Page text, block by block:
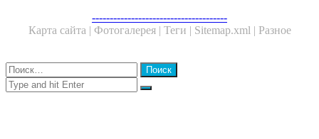
--------------------------------------
Карта сайта | Фотогалерея | Теги | Sitemap.xml | Разное
Close
Найти:
Close
Search